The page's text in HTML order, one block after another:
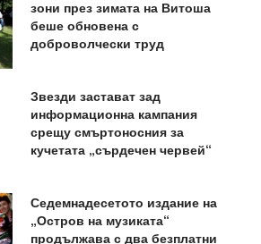
зони през зимата на Витоша
беше обновена с
доброволчески труд
Звезди застават зад
информационна кампания
срещу смъртоносния за
кучетата „сърдечен червей“
Седемнадесетото издание на
„Остров на музиката“
продължава с два безплатни